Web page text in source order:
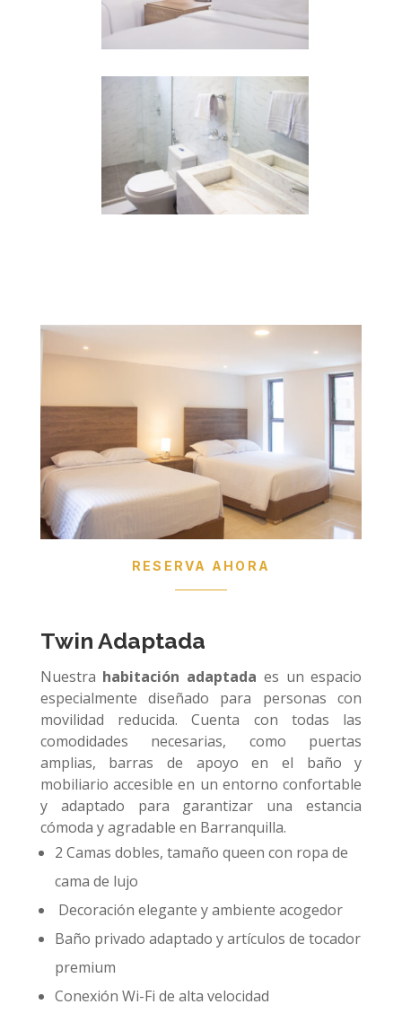
RESERVA AHORA
Twin Adaptada
Nuestra habitación adaptada es un espacio
especialmente diseñado para personas con
movilidad reducida. Cuenta con todas las
comodidades necesarias, como puertas
amplias, barras de apoyo en el baño y
mobiliario accesible en un entorno confortable
y adaptado para garantizar una estancia
cómoda y agradable en Barranquilla.
2 Camas dobles, tamaño queen con ropa de
cama de lujo
Decoración elegante y ambiente acogedor
Baño privado adaptado y artículos de tocador
premium
Conexión Wi-Fi de alta velocidad